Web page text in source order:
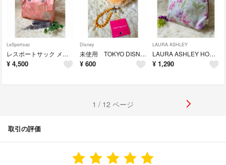
LeSportsac
レスポートサック メラニー 2wayハンドバッグ サーモンピンク系 ペイズリー
¥ 4,500
Disney
未使用 TOKYO DISNEY.RESORT. しっぽストラップ ミスバニー
¥ 600
LAURA ASHLEY
LAURA ASHLEY HOME 大きいポーチ アイボリー地 ピンク花柄
¥ 1,290
1 / 12 ページ
取引の評価